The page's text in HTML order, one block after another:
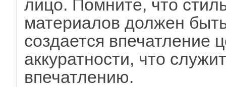
лицо. Помните, что
материалов должен
создается впечатление
аккуратности, что
впечатлению.